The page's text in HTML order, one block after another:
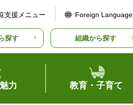
支援メニュー Foreign Language
探す 組織から探す
力 教育・子育て